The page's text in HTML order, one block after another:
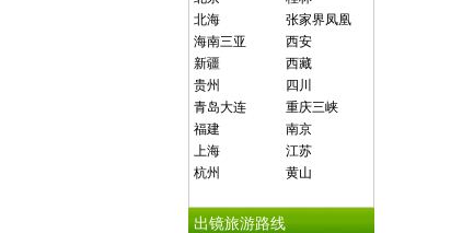
北海
张家界凤凰
海南三亚
西安
新疆
西藏
贵州
四川
青岛大连
重庆三峡
福建
南京
上海
江苏
杭州
黄山
出镜旅游路线